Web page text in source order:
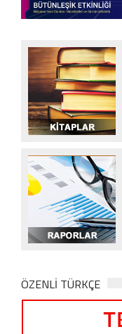
ÖZENLİ TÜRKÇE